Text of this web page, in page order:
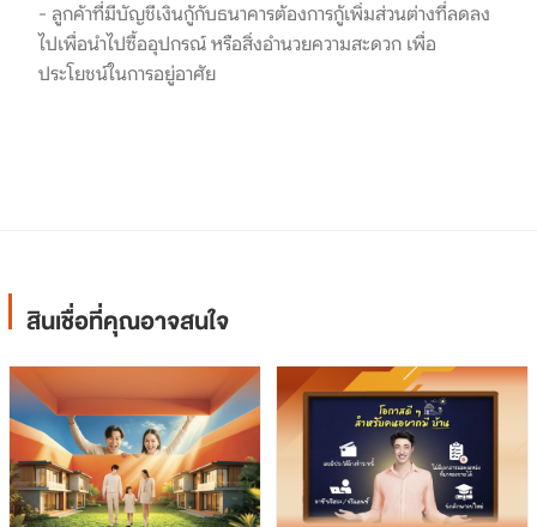
- ลูกค้าที่มีบัญชีเงินกู้กับธนาคารต้องการกู้เพิ่มส่วนต่างที่ลดลง
ไปเพื่อนำไปซื้ออุปกรณ์ หรือสิ่งอำนวยความสะดวก เพื่อ
ประโยชน์ในการอยู่อาศัย
สินเชื่อที่คุณอาจสนใจ